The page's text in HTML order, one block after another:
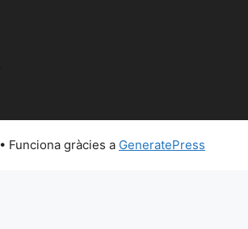
• Funciona gràcies a GeneratePress